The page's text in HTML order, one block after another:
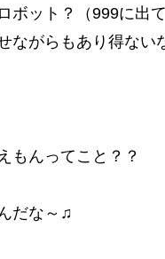
ボット？（999に出
ながらもあり得ない
もんってこと？？
だな～♫